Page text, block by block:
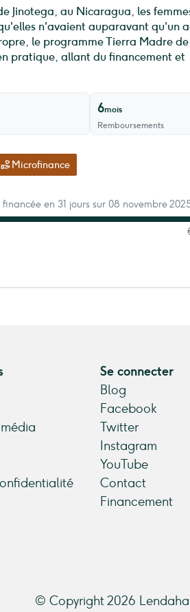
Jinotega, au Nicaragua, les
n'avaient auparavant qu'un
le programme Tierra Madre
pratique, allant du financement et
6mois
Remboursements
Microfinance
financée en 31 jours sur 08 novembre
Se connecter
Blog
Facebook
Twitter
Instagram
YouTube
Contact
Financement
© Copyright 2026